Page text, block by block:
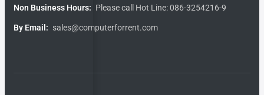
Non Business Hours: Please call Hot Line: 086-3254216-9
By Email: sales@computerforrent.com